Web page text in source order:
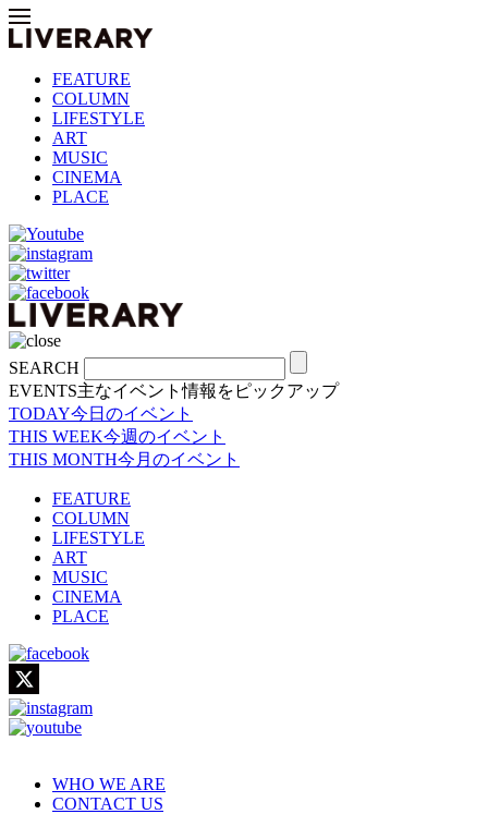
FEATURE
COLUMN
LIFESTYLE
ART
MUSIC
CINEMA
PLACE
SEARCH
EVENTS主なイベント情報をピックアップ
TODAY今日のイベント
THIS WEEK今週のイベント
THIS MONTH今月のイベント
FEATURE
COLUMN
LIFESTYLE
ART
MUSIC
CINEMA
PLACE
WHO WE ARE
CONTACT US